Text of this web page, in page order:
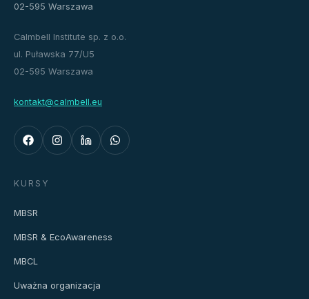
02-595 Warszawa
Calmbell Institute sp. z o.o.
ul. Puławska 77/U5
02-595 Warszawa
kontakt@calmbell.eu
KURSY
MBSR
MBSR & EcoAwareness
MBCL
Uważna organizacja